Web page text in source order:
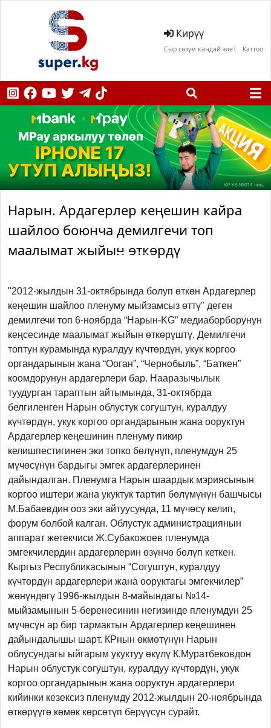
Кирүү
Сыр сөзүм кандай эле? Каттоо
Нарын. Ардагерлер кеңешин кайра
шайлоо боюнча демилгечи топ
маалымат жыйын өткөрдү
"2012-жылдын 31-октябрында болуп өткөн Ардагерлер
кеңешин шайлоо пленуму мыйзамсыз өттү" деген
демилгечи топ 6-ноябрда “Нарын-KG” медиаборборунун
кеңсесинде маалымат жыйын өткөрүштү. Демилгечи
топтун курамында куралдуу күчтөрдүн, укук коргоо
органдарынын жана “Ооган”, “Чернобыль”, “Баткен”
коомдорунун ардагерлери бар. Нааразычылык
туудурган тараптын айтымында, 31-октябрда
белгиленген Нарын облустук согуштун, куралдуу
күчтөрдүн, укук коргоо органдарынын жана ооруктун
Ардагерлер кеңешинин пленуму пикир
келишпестигинен эки топко бөлүнүп, пленумдун 25
мүчөсүнүн бардыгы эмгек ардагерлеринен
дайындалган. Пленумга Нарын шаардык мэриясынын
коргоо иштери жана укуктук тартип бөлүмүнүн башчысы
М.Бабаевдин ооз эки айтуусунда, 11 мүчөсү келип,
форум болбой калган. Облустук администрациянын
аппарат жетекчиси Ж.Субакожоев пленумда
эмгекчилердин ардагерлерин өзүнчө бөлүп кеткен.
Кыргыз Республикасынын “Согуштун, куралдуу
күчтөрдүн ардагерлери жана ооруктагы эмгекчилер”
жөнүндөгү 1996-жылдын 8-майындагы №14-
мыйзамынын 5-беренесинин негизинде пленумдун 25
мүчөсүн ар бир тармактын Ардагерлер кеңешинен
дайындалышы шарт. КРнын өкмөтүнүн Нарын
облусундагы ыйгарым укуктуу өкүлү К.Муратбековдон
Нарын облустук согуштун, куралдуу күчтөрдүн, укук
коргоо органдарынын жана ооруктун ардагерлери
кийинки кезексиз пленумду 2012-жылдын 20-ноябрында
өткөрүүгө көмөк көрсөтүп берүүсүн сурайт.